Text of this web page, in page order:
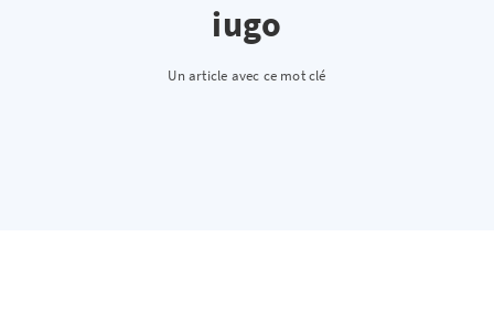
iugo
Un article avec ce mot clé